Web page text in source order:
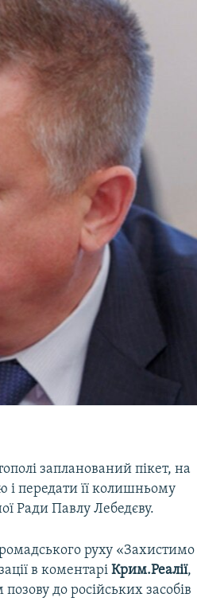
запланований пікет, на
і передати її колишньому
Ради Павлу Лебедєву.
руху «Захистимо
в коментаріКрим.Реалії,
до російських засобів